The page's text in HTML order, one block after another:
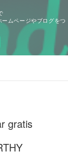
ムページやブログをつ
gratis